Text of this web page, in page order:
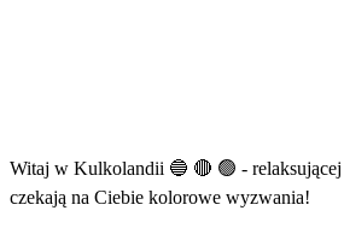
Witaj w Kulkolandii 🔵 🔴 🟢 - relaksującej
czekają na Ciebie kolorowe wyzwania!